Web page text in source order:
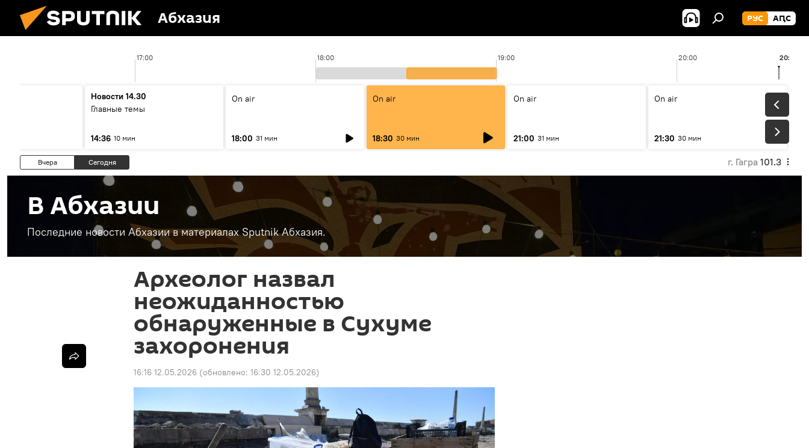
Абхазия РУС АԤС
17:00 18:00 19:00 20:00 20:33
Новости 14.30
Главные темы
14:36 10 мин
On air
18:00 31 мин
On air
18:30 30 мин
On air
21:00 31 мин
On air
21:30 30 мин
Вчера Сегодня г. Гагра 101.3
В Абхазии
Последние новости Абхазии в материалах Sputnik Абхазия.
Археолог назвал
неожиданностью
обнаруженные в Сухуме
захоронения
16:16 12.05.2026 (обновлено: 16:30 12.05.2026)